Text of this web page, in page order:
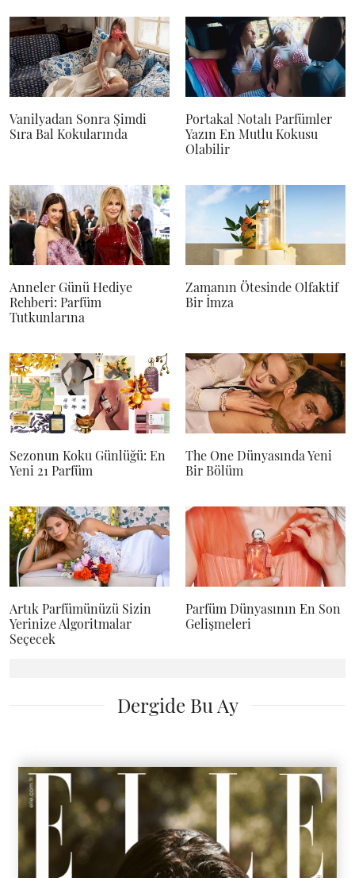
Vanilyadan Sonra Şimdi
Sıra Bal Kokularında
Portakal Notalı Parfümler
Yazın En Mutlu Kokusu
Olabilir
Anneler Günü Hediye
Rehberi: Parfüm
Tutkunlarına
Zamanın Ötesinde Olfaktif
Bir İmza
Sezonun Koku Günlüğü: En
Yeni 21 Parfüm
The One Dünyasında Yeni
Bir Bölüm
Artık Parfümünüzü Sizin
Yerinize Algoritmalar
Seçecek
Parfüm Dünyasının En Son
Gelişmeleri
Dergide Bu Ay